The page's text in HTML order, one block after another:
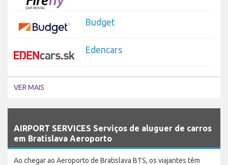
Budget
Edencars
VER MAIS
AIRPORT SERVICES Serviços de aluguer de carros
em Bratislava Aeroporto
Ao chegar ao Aeroporto de Bratislava BTS, os viajantes têm